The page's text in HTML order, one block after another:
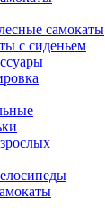
самокаты
с сиденьем